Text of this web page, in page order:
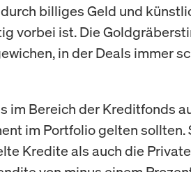
billiges Geld und
vorbei ist. Die
in der Deals immer
im Bereich der Kreditfonds
im Portfolio gelten sollten.
Kredite als auch die